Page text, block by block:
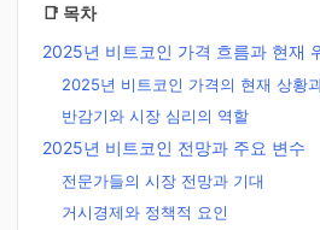
📑 목차
2025년 비트코인 가격 흐름과 현재
2025년 비트코인 가격의 현재 상황
반감기와 시장 심리의 역할
2025년 비트코인 전망과 주요 변수
전문가들의 시장 전망과 기대
거시경제와 정책적 요인